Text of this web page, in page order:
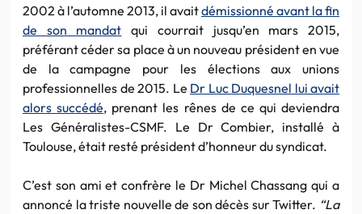
2002 à l’automne 2013, il avaitdémissionné avant la fin
de son mandat qui courrait jusqu’en mars 2015,
préférant céder sa place à un nouveau président en vue
de la campagne pour les élections aux unions
professionnelles de 2015. Le Dr Luc Duquesnel lui avait
alors succédé, prenant les rênes de ce qui deviendra
Les Généralistes-CSMF. Le Dr Combier, installé à
Toulouse, était resté président d’honneur du syndicat.
C’est son ami et confrère le Dr Michel Chassang qui a
annoncé la triste nouvelle de son décès sur Twitter. “La